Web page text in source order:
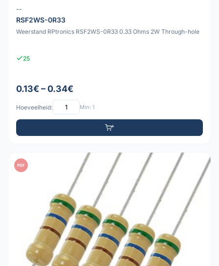
--
RSF2WS-0R33
Weerstand RPtronics RSF2WS-0R33 0.33 Ohms 2W Through-hole
25
0.13€ – 0.34€
Hoeveelheid: Min: 1
PDF